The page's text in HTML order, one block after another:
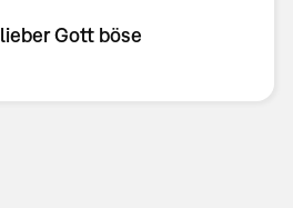
Gott böse